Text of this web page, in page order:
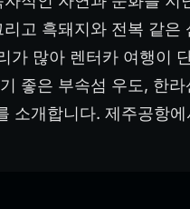
고 흑돼지와 전복 같
가 많아 렌터카 여행이
좋은 부속섬 우도, 한
소개합니다. 제주공항